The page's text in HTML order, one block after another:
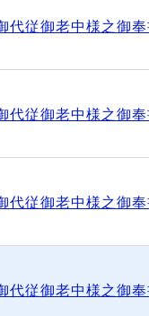
代従御老中様之御
代従御老中様之御
代従御老中様之御
代従御老中様之御